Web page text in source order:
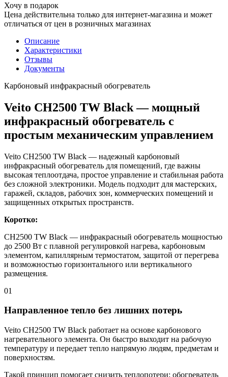
Хочу в подарок
Цена действительна только для интернет-магазина и может
отличаться от цен в розничных магазинах
Описание
Характеристики
Отзывы
Документы
Карбоновый инфракрасный обогреватель
Veito CH2500 TW Black — мощный
инфракрасный обогреватель с
простым механическим управлением
Veito CH2500 TW Black — надежный карбоновый
инфракрасный обогреватель для помещений, где важны
высокая теплоотдача, простое управление и стабильная работа
без сложной электроники. Модель подходит для мастерских,
гаражей, складов, рабочих зон, коммерческих помещений и
защищенных открытых пространств.
Коротко:
CH2500 TW Black — инфракрасный обогреватель мощностью
до 2500 Вт с плавной регулировкой нагрева, карбоновым
элементом, капиллярным термостатом, защитой от перегрева
и возможностью горизонтального или вертикального
размещения.
01
Направленное тепло без лишних потерь
Veito CH2500 TW Black работает на основе карбонового
нагревательного элемента. Он быстро выходит на рабочую
температуру и передает тепло напрямую людям, предметам и
поверхностям.
Такой принцип помогает снизить теплопотери: обогреватель